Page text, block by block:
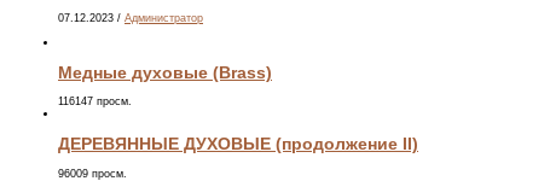
07.12.2023 / Администратор
Медные духовые (Brass)
116147 просм.
ДЕРЕВЯННЫЕ ДУХОВЫЕ (продолжение II)
96009 просм.